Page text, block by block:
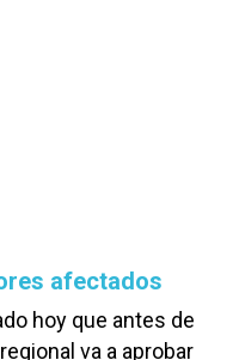
afectados
hoy que antes de
va a aprobar